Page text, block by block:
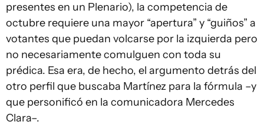
presentes en un Plenario), la competencia de
octubre requiere una mayor “apertura” y “guiños” a
votantes que puedan volcarse por la izquierda pero
no necesariamente comulguen con toda su
prédica. Esa era, de hecho, el argumento detrás del
otro perfil que buscaba Martínez para la fórmula –y
que personificó en la comunicadora Mercedes
Clara–.